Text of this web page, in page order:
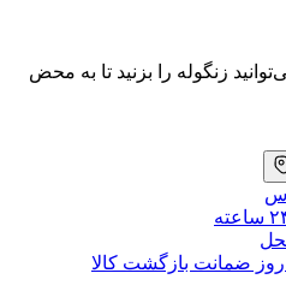
زنگوله را بزنید تا به محض